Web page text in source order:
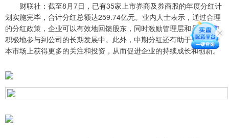
财联社：截至8月7日，已有35家上市券商及券商股的年度分红计
划实施完毕，合计分红总额达259.74亿元。业内人士表示，通过合理
的分红政策，企业可以有效地回馈股东，同时激励管理层和员工更加
积极地参与到公司的长期发展中。此外，中期分红还有助于企业在资
本市场上获得更多的关注和投资，从而促进企业的持续成长和创新。